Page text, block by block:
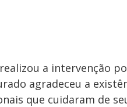
a intervenção
agradeceu a
que cuidaram de